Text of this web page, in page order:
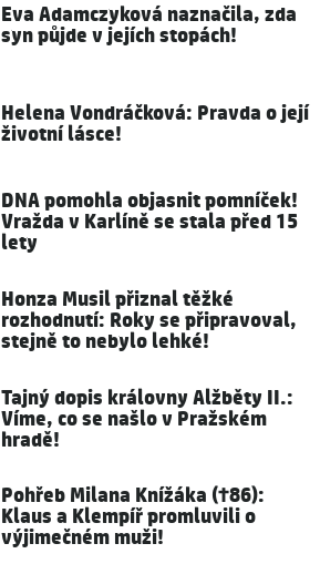
Eva Adamczyková naznačila, zda
syn půjde v jejích stopách!
Helena Vondráčková: Pravda o její
životní lásce!
DNA pomohla objasnit pomníček!
Vražda v Karlíně se stala před 15
lety
Honza Musil přiznal těžké
rozhodnutí: Roky se připravoval,
stejně to nebylo lehké!
Tajný dopis královny Alžběty II.:
Víme, co se našlo v Pražském
hradě!
Pohřeb Milana Knížáka (†86):
Klaus a Klempíř promluvili o
výjimečném muži!